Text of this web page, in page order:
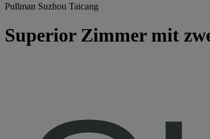
Pullman Suzhou Taicang
Superior Zimmer mit